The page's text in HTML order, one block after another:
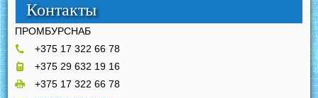
Контакты
ПРОМБУРСНАБ
+375 17 322 66 78
+375 29 632 19 16
+375 17 322 66 78